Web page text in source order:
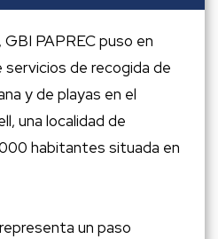
GBI PAPREC puso en
de recogida de
y de playas en el
una localidad de
habitantes situada en
un paso